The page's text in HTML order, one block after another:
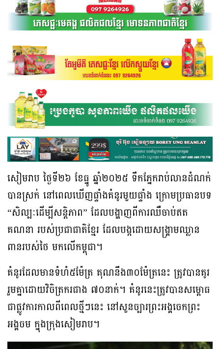
សៀមរាប ថ្ងៃទី២៦ ខែធ្នូ ឆ្នាំ២០២៥ ទឹកភ្នែករាប់លានដំណក់
បានស្រក់ នៅពេលឃើញផ្ទាំងគំនូរមួយផ្ទាំង ក្រោមប្រធានបទ
“សិល្បៈដើម្បីសន្តិភាព” ដែលបង្ហាញពីការឈឺចាប់ឥត
គណនា របស់ប្រជាជាតិខ្មែរ ដែលបង្កដោយសង្គ្រាមឈ្លាន
ពានរបស់ថៃ មកលើកម្ពុជា។
គំនូរដែលមានទំហំ៥ម៉ែត្រ គុណនឹង៣០ម៉ែត្រនេះ ត្រូវបានគូរ
រួមគ្នាដោយវិចិត្រករជាង ៧០នាក់។ គំនូរនេះត្រូវបានសម្ពោធ
ជាផ្លូវការកាលពីពេលថ្មីៗនេះ នៅសួនច្បារព្រះអង្គចេកព្រះ
អង្គចម ក្នុងក្រុងសៀមរាប។